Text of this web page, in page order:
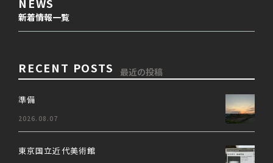
NEWS
新着情報一覧
RECENT POSTS 最近の投稿
準備
2026.08.07
東京国立近代美術館